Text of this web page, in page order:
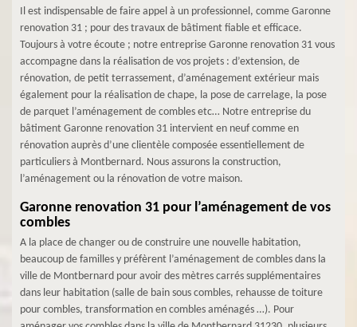
Il est indispensable de faire appel à un professionnel, comme Garonne
renovation 31 ; pour des travaux de bâtiment fiable et efficace.
Toujours à votre écoute ; notre entreprise Garonne renovation 31 vous
accompagne dans la réalisation de vos projets : d’extension, de
rénovation, de petit terrassement, d’aménagement extérieur mais
également pour la réalisation de chape, la pose de carrelage, la pose
de parquet l’aménagement de combles etc… Notre entreprise du
bâtiment Garonne renovation 31 intervient en neuf comme en
rénovation auprès d’une clientèle composée essentiellement de
particuliers à Montbernard. Nous assurons la construction,
l’aménagement ou la rénovation de votre maison.
Garonne renovation 31 pour l’aménagement de vos
combles
A la place de changer ou de construire une nouvelle habitation,
beaucoup de familles y préfèrent l’aménagement de combles dans la
ville de Montbernard pour avoir des mètres carrés supplémentaires
dans leur habitation (salle de bain sous combles, rehausse de toiture
pour combles, transformation en combles aménagés …). Pour